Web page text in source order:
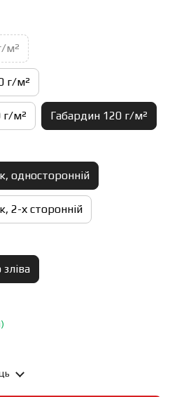
м²
г/м²
г/м² Габардин 120 г/м²
односторонній
2-х сторонній